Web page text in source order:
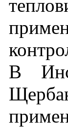
В